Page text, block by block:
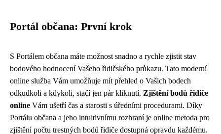
Portál občana: První krok
S Portálem občana máte možnost snadno a rychle zjistit stav
bodového hodnocení Vašeho řidičského průkazu. Tato moderní
online služba Vám umožňuje mít přehled o Vašich bodech
odkudkoli a kdykoli, stačí jen pár kliknutí. Zjištění bodů řidiče
online Vám ušetří čas a starosti s úředními procedurami. Díky
Portálu občana a jeho intuitivnímu rozhraní je online metoda pro
zjištění počtu trestných bodů řidiče dostupná opravdu každému.